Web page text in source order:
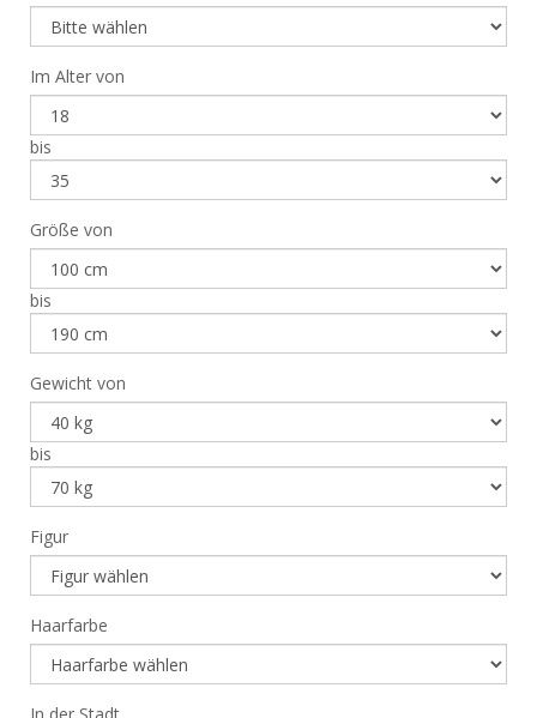
Im Alter von
bis
Größe von
bis
Gewicht von
bis
Figur
Haarfarbe